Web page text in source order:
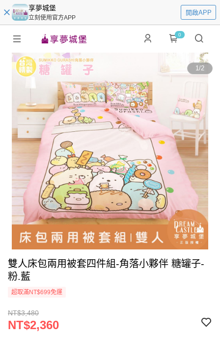
享夢城堡
立刻使用官方APP
開啟APP
0
1/2
雙人床包兩用被套四件組-角落小夥伴 糖罐子-
粉.藍
超取滿NT$699免運
NT$3,480
NT$2,360